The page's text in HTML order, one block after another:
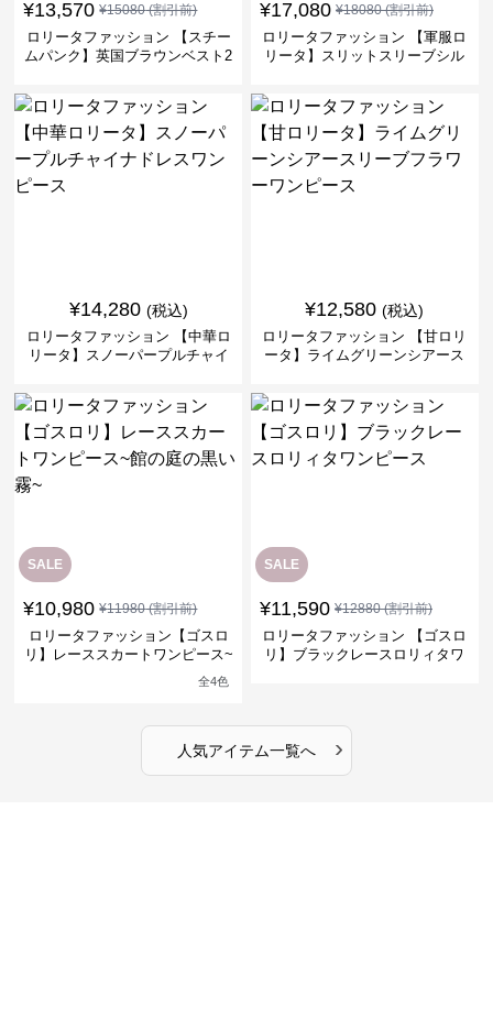
¥13,570 ¥15080(割引前)
ロリータファッション 【スチー
ムパンク】英国ブラウンベスト2
¥17,080 ¥18080(割引前)
ロリータファッション 【軍服ロ
リータ】スリットスリーブシル
¥14,280 (税込)
ロリータファッション 【中華ロ
リータ】スノーパープルチャイ
¥12,580 (税込)
ロリータファッション 【甘ロリ
ータ】ライムグリーンシアース
SALE
¥10,980 ¥11980(割引前)
ロリータファッション【ゴスロ
リ】レーススカートワンピース~
全4色
SALE
¥11,590 ¥12880(割引前)
ロリータファッション 【ゴスロ
リ】ブラックレースロリィタワ
人気アイテム一覧へ ›